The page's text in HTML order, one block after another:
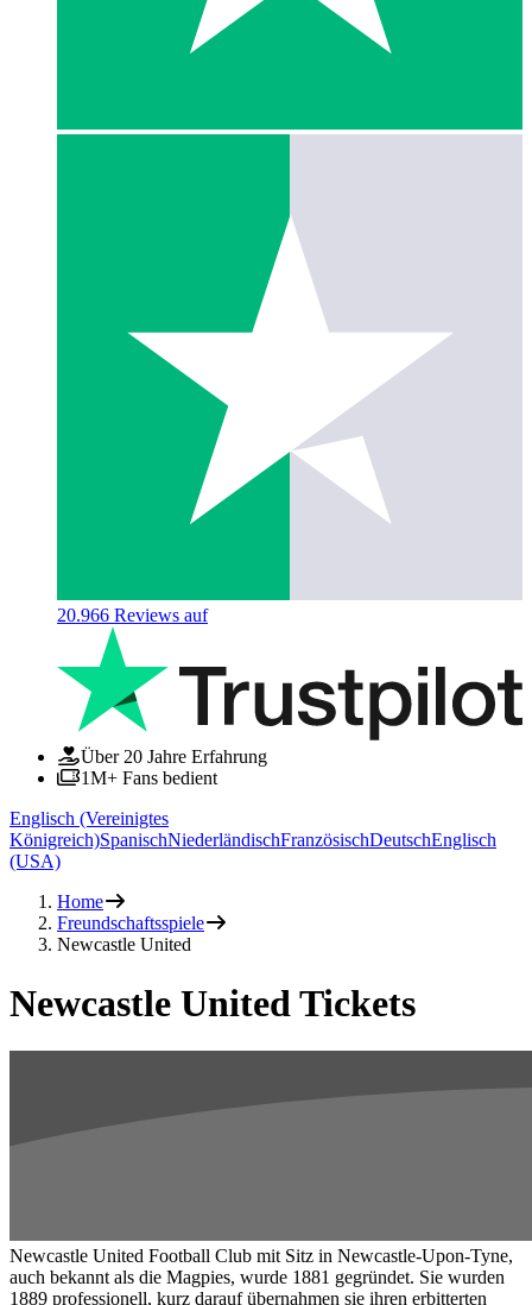
20.966 Reviews auf
Über 20 Jahre Erfahrung
1M+ Fans bedient
Englisch (Vereinigtes
Königreich)SpanischNiederländischFranzösischDeutschEnglisch
(USA)
Home
Freundschaftsspiele
Newcastle United
Newcastle United Tickets
Newcastle United Football Club mit Sitz in Newcastle-Upon-Tyne,
auch bekannt als die Magpies, wurde 1881 gegründet. Sie wurden
1889 professionell, kurz darauf übernahmen sie ihren erbitterten